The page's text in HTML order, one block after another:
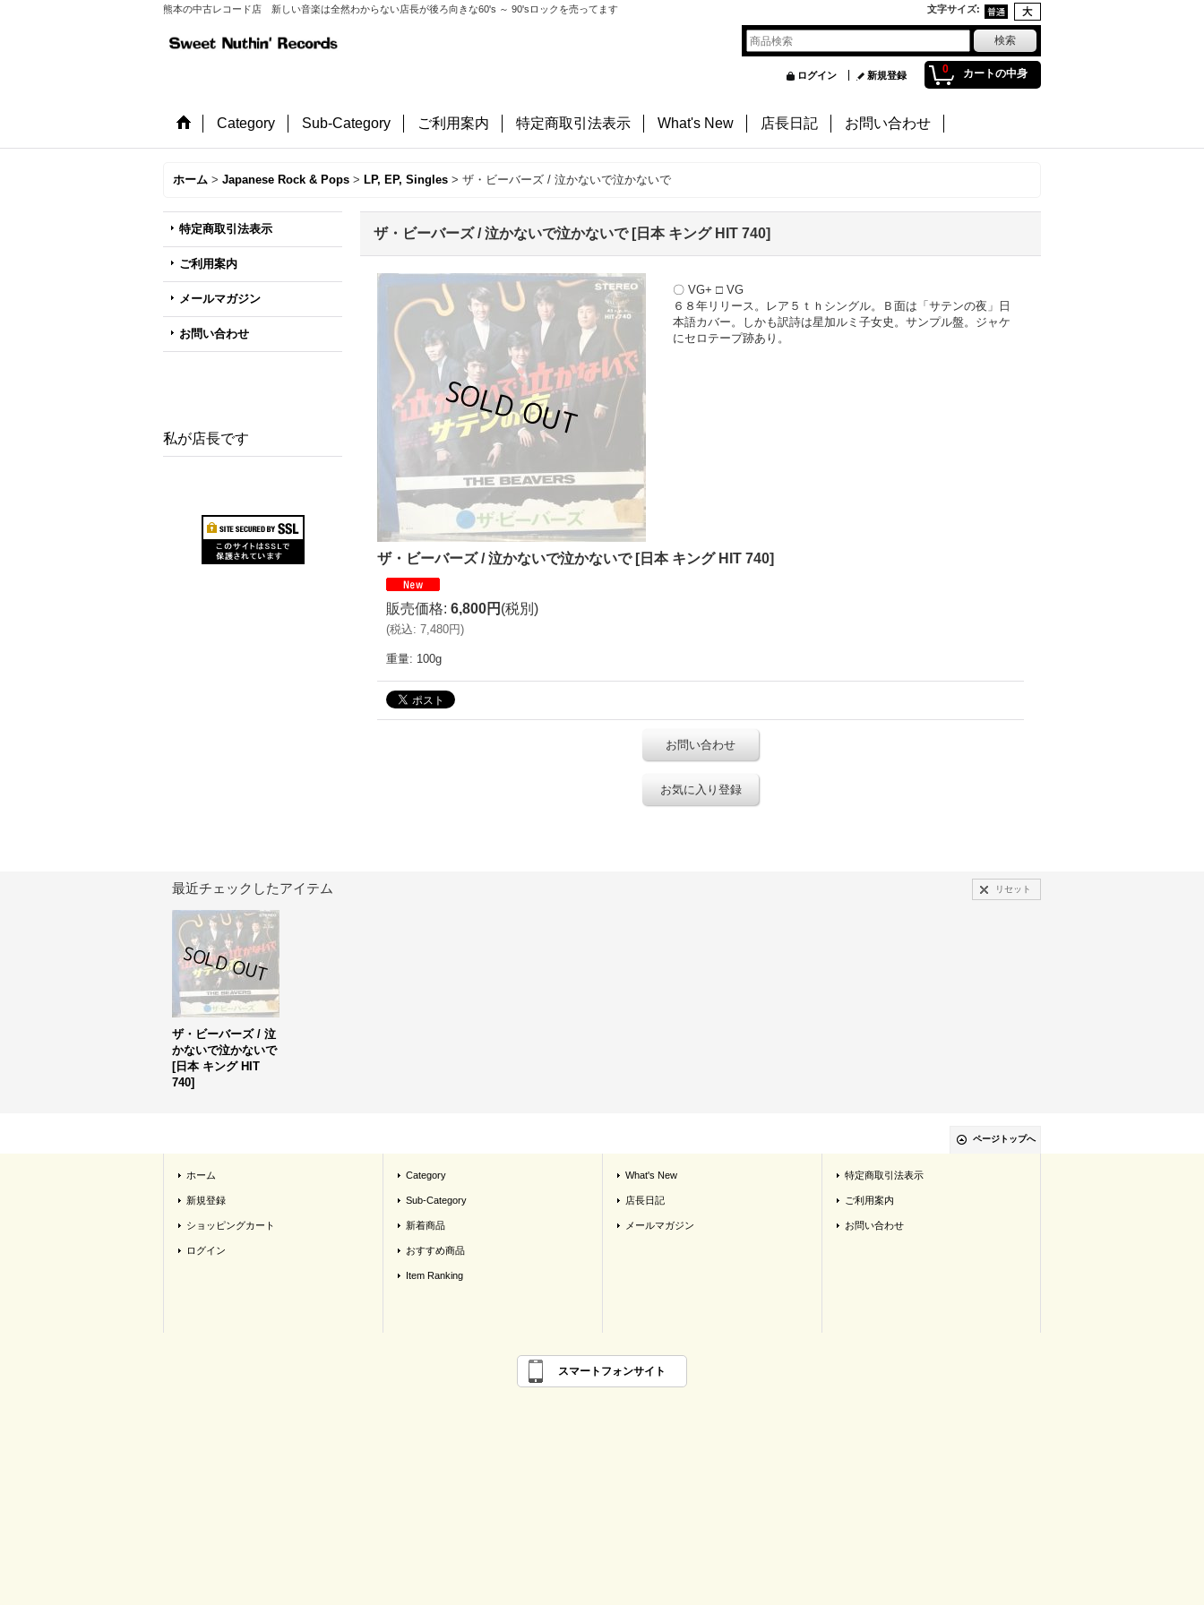
熊本の中古レコード店 新しい音楽は全然わからない店長が後ろ向きな60's ～ 90'sロックを売ってます 文字サイズ:
0 カートの中身
ログイン 新規登録
Category Sub-Category ご利用案内 特定商取引法表示 What's New 店長日記 お問い合わせ
ホーム > Japanese Rock & Pops > LP, EP, Singles > ザ・ビーバーズ / 泣かないで泣かないで
特定商取引法表示
ご利用案内
メールマガジン
お問い合わせ
私が店長です
ザ・ビーバーズ / 泣かないで泣かないで [日本 キング HIT 740]
〇 VG+ □ VG
６８年リリース。レア５ｔｈシングル。Ｂ面は「サテンの夜」日
本語カバー。しかも訳詩は星加ルミ子女史。サンプル盤。ジャケ
にセロテープ跡あり。
ザ・ビーバーズ / 泣かないで泣かないで [日本 キング HIT 740]
販売価格: 6,800円 (税別)
(税込: 7,480円)
重量: 100g
お問い合わせ
お気に入り登録
最近チェックしたアイテム リセット
ザ・ビーバーズ / 泣
かないで泣かないで
[日本 キング HIT
740]
ページトップへ
ホーム
新規登録
ショッピングカート
ログイン
Category
Sub-Category
新着商品
おすすめ商品
Item Ranking
What's New
店長日記
メールマガジン
特定商取引法表示
ご利用案内
お問い合わせ
スマートフォンサイト